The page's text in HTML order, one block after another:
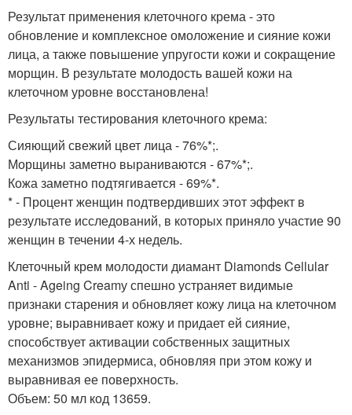
Результат применения клеточного крема - это
обновление и комплексное омоложение и сияние кожи
лица, а также повышение упругости кожи и сокращение
морщин. В результате молодость вашей кожи на
клеточном уровне восстановлена!
Результаты тестирования клеточного крема:
Сияющий свежий цвет лица - 76%*;.
Морщины заметно выраниваются - 67%*;.
Кожа заметно подтягивается - 69%*.
* - Процент женщин подтвердивших этот эффект в
результате исследований, в которых приняло участие 90
женщин в течении 4-х недель.
Клеточный крем молодости диамант Diamonds Cellular
Anti - Ageing Creamу спешно устраняет видимые
признаки старения и обновляет кожу лица на клеточном
уровне; выравнивает кожу и придает ей сияние,
способствует активации собственных защитных
механизмов эпидермиса, обновляя при этом кожу и
выравнивая ее поверхность.
Объем: 50 мл код 13659.